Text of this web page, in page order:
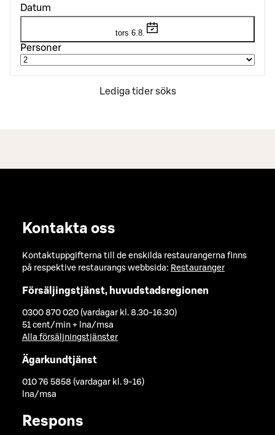
Datum
tors 6.8.
Personer
Lediga tider söks
Kontakta oss
Kontaktuppgifterna till de enskilda restaurangerna finns
på respektive restaurangs webbsida: Restauranger
Försäljingstjänst, huvudstadsregionen
0300 870 020 (vardagar kl. 8.30-16.30)
51 cent/min + lna/msa
Alla försäljningstjänster
Ägarkundtjänst
010 76 5858 (vardagar kl. 9-16)
lna/msa
Respons